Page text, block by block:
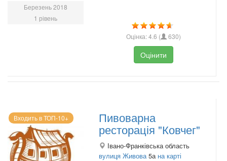
Березень 2018
1 рівень
Оцінка:4.6 ( 630)
Оцінити
Входить в ТОП-10+ Пивоварна
ресторація "Ковчег"
Івано-Франківська область
вулиця Живова 5а на карті